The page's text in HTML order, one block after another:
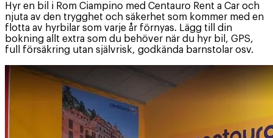
Hyr en bil i Rom Ciampino med Centauro Rent a Car och
njuta av den trygghet och säkerhet som kommer med en
flotta av hyrbilar som varje år förnyas. Lägg till din
bokning allt extra som du behöver när du hyr bil, GPS,
full försäkring utan självrisk, godkända barnstolar osv.